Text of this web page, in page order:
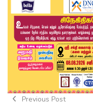
Previous Post